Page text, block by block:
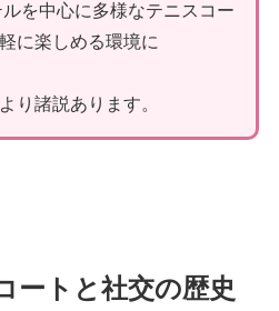
ルを中心に多様なテニスコー
に楽しめる環境に
り諸説あります。
ートと社交の歴史